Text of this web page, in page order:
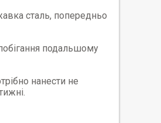
сталь, попередньо
подальшому
нанести не